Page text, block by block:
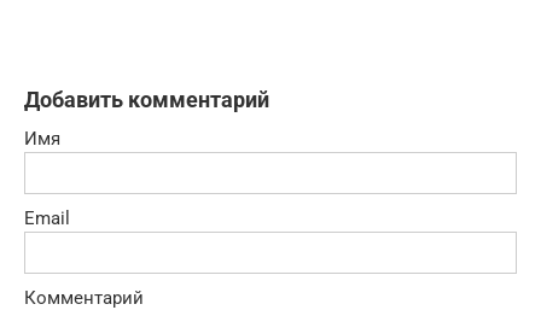
Добавить комментарий
Имя
Email
Комментарий